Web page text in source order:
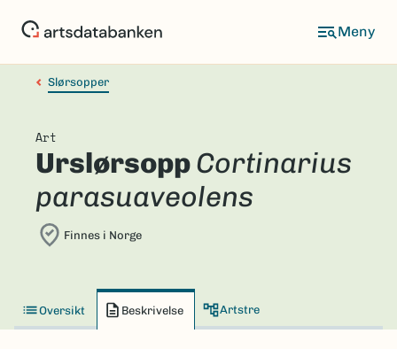
Slørsopper
Art
UrslørsoppCortinarius
parasuaveolens
Finnes i Norge
Oversikt Beskrivelse Artstre